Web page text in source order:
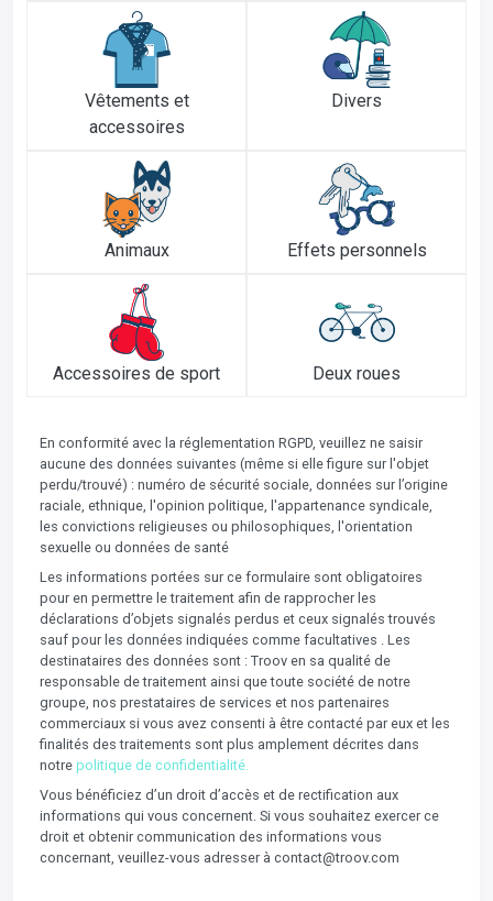
Vêtements et
accessoires
Divers
Animaux Effets personnels
Accessoires de sport Deux roues
En conformité avec la réglementation RGPD, veuillez ne saisir
aucune des données suivantes (même si elle figure sur l'objet
perdu/trouvé) : numéro de sécurité sociale, données sur l’origine
raciale, ethnique, l'opinion politique, l'appartenance syndicale,
les convictions religieuses ou philosophiques, l'orientation
sexuelle ou données de santé
Les informations portées sur ce formulaire sont obligatoires
pour en permettre le traitement afin de rapprocher les
déclarations d’objets signalés perdus et ceux signalés trouvés
sauf pour les données indiquées comme facultatives . Les
destinataires des données sont : Troov en sa qualité de
responsable de traitement ainsi que toute société de notre
groupe, nos prestataires de services et nos partenaires
commerciaux si vous avez consenti à être contacté par eux et les
finalités des traitements sont plus amplement décrites dans
notre politique de confidentialité.
Vous bénéficiez d’un droit d’accès et de rectification aux
informations qui vous concernent. Si vous souhaitez exercer ce
droit et obtenir communication des informations vous
concernant, veuillez-vous adresser à contact@troov.com